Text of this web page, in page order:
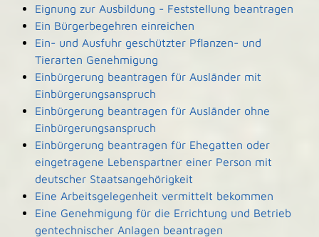
Eignung zur Ausbildung - Feststellung beantragen
Ein Bürgerbegehren einreichen
Ein- und Ausfuhr geschützter Pflanzen- und
Tierarten Genehmigung
Einbürgerung beantragen für Ausländer mit
Einbürgerungsanspruch
Einbürgerung beantragen für Ausländer ohne
Einbürgerungsanspruch
Einbürgerung beantragen für Ehegatten oder
eingetragene Lebenspartner einer Person mit
deutscher Staatsangehörigkeit
Eine Arbeitsgelegenheit vermittelt bekommen
Eine Genehmigung für die Errichtung und Betrieb
gentechnischer Anlagen beantragen